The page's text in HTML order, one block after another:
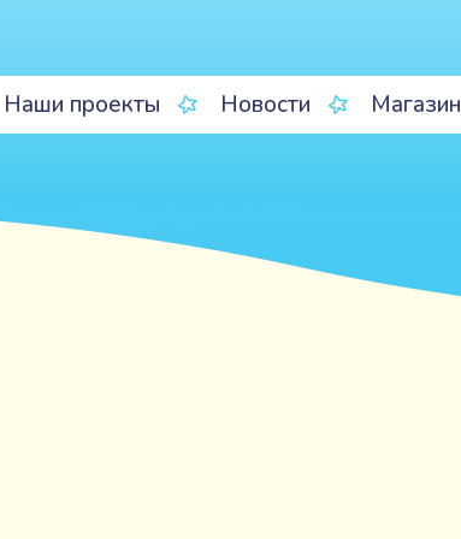
Наши проекты Новости Магазин